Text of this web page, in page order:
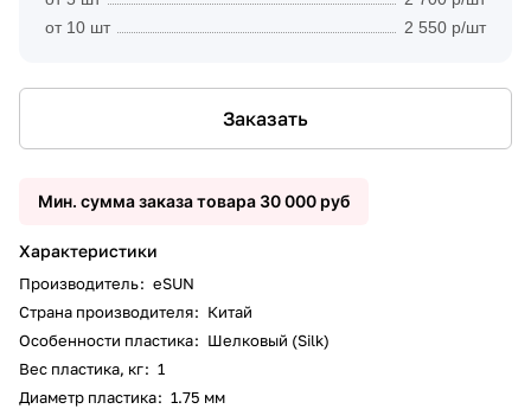
от 10 шт
2 550 р/шт
Заказать
Мин. сумма заказа товара 30 000 руб
Характеристики
Производитель: eSUN
Страна производителя: Китай
Особенности пластика: Шелковый (Silk)
Вес пластика, кг: 1
Диаметр пластика: 1.75 мм